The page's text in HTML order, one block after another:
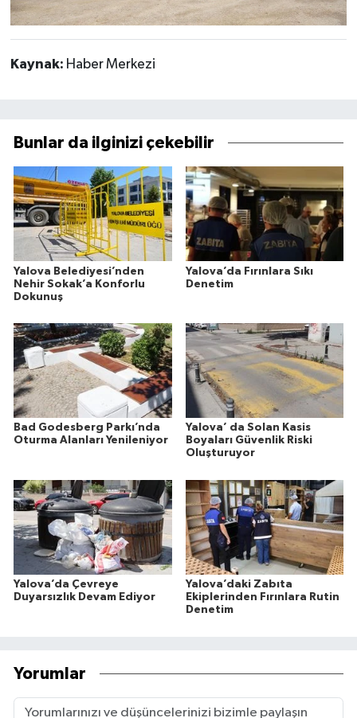
Kaynak: Haber Merkezi
Bunlar da ilginizi çekebilir
Yalova Belediyesi’nden
Nehir Sokak’a Konforlu
Dokunuş
Yalova’da Fırınlara Sıkı
Denetim
Bad Godesberg Parkı’nda
Oturma Alanları Yenileniyor
Yalova’ da Solan Kasis
Boyaları Güvenlik Riski
Oluşturuyor
Yalova’da Çevreye
Duyarsızlık Devam Ediyor
Yalova’daki Zabıta
Ekiplerinden Fırınlara Rutin
Denetim
Yorumlar